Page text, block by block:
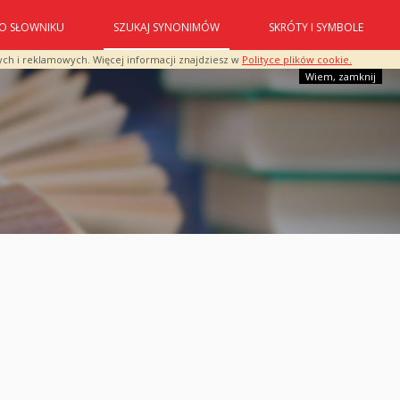
i reklamowych. Więcej informacji znajdziesz w Polityce plików cookie.
Wiem, zamknij
O SŁOWNIKU SZUKAJ SYNONIMÓW SKRÓTY I SYMBOLE